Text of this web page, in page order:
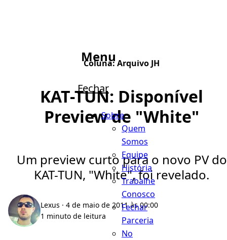
Menu
Fechar
Sobre
Quem
Somos
Equipe
História
Trabalhe
Conosco
Fechar
Parceria
No
Coluna:Arquivo JH
KAT-TUN: Disponível
Preview de "White"
Um preview curto para o novo PV do
KAT-TUN, "White", foi revelado.
Lexus · 4 de maio de 2011 às 00:00
1 minuto de leitura